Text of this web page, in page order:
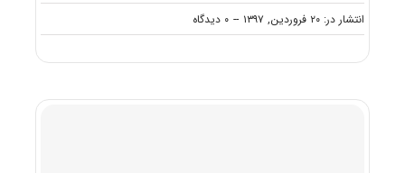
انتشار در: ۲۰ فروردین, ۱۳۹۷ -- ۰ دیدگاه
on
سرفصل
دروس